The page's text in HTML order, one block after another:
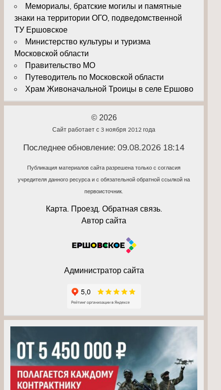
Мемориалы, братские могилы и памятные
знаки на территории ОГО, подведомственной
ТУ Ершовское
Министерство культуры и туризма
Московской области
Правительство МО
Путеводитель по Московской области
Храм Живоначальной Троицы в селе Ершово
© 2026
Сайт работает с 3 ноября 2012 года
Последнее обновление: 09.08.2026 18:14
Публикация материалов сайта разрешена только с согласия
учредителя данного ресурса и с обязательной обратной ссылкой на
первоисточник.
Карта. Проезд. Обратная связь.
Автор сайта
Администратор сайта